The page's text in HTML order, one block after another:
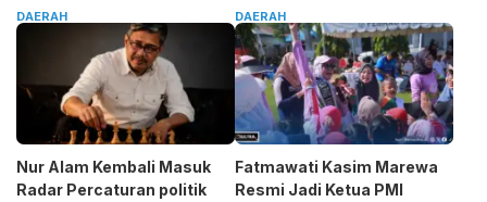
Pesan Tegas Sarjono
DAERAH
Almharig
DAERAH
Nur Alam Kembali Masuk
Radar Percaturan politik
Fatmawati Kasim Marewa
Resmi Jadi Ketua PMI